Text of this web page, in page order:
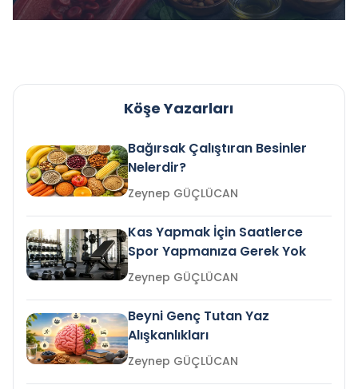
Köşe Yazarları
Bağırsak Çalıştıran Besinler
Nelerdir?
Zeynep GÜÇLÜCAN
Kas Yapmak İçin Saatlerce
Spor Yapmanıza Gerek Yok
Zeynep GÜÇLÜCAN
Beyni Genç Tutan Yaz
Alışkanlıkları
Zeynep GÜÇLÜCAN